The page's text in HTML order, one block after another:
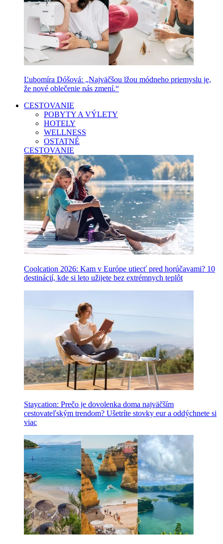
Ľubomíra Dóšová: „Najväčšou lžou módneho priemyslu je,
že nové oblečenie nás zmení.“
CESTOVANIE
POBYTY A VÝLETY
HOTELY
WELLNESS
OSTATNÉ
CESTOVANIE
Coolcation 2026: Kam v Európe utiecť pred horúčavami? 10
destinácií, kde si leto užijete bez extrémnych teplôt
Staycation: Prečo je dovolenka doma najväčším
cestovateľským trendom? Ušetríte stovky eur a oddýchnete si
viac